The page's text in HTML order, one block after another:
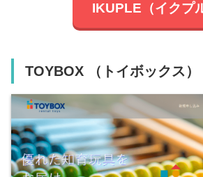
IKUPLE（イクプ
TOYBOX （トイボックス）